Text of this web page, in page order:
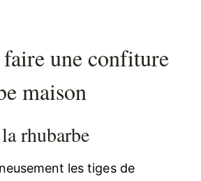
une confiture
maison
rhubarbe
les tiges de